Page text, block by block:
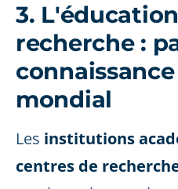
3.
recherche :
mondial
Les institutions
centres de